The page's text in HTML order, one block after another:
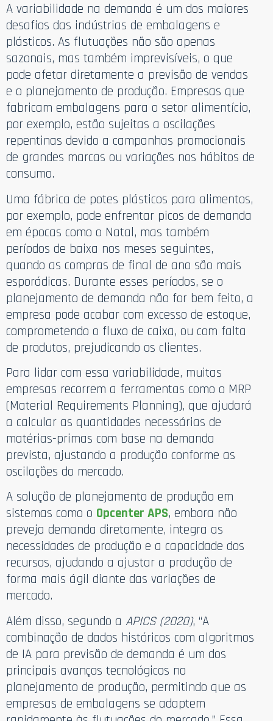
A variabilidade na demanda é um dos maiores
desafios das indústrias de embalagens e
plásticos. As flutuações não são apenas
sazonais, mas também imprevisíveis, o que
pode afetar diretamente a previsão de vendas
e o planejamento de produção. Empresas que
fabricam embalagens para o setor alimentício,
por exemplo, estão sujeitas a oscilações
repentinas devido a campanhas promocionais
de grandes marcas ou variações nos hábitos de
consumo.
Uma fábrica de potes plásticos para alimentos,
por exemplo, pode enfrentar picos de demanda
em épocas como o Natal, mas também
períodos de baixa nos meses seguintes,
quando as compras de final de ano são mais
esporádicas. Durante esses períodos, se o
planejamento de demanda não for bem feito, a
empresa pode acabar com excesso de estoque,
comprometendo o fluxo de caixa, ou com falta
de produtos, prejudicando os clientes.
Para lidar com essa variabilidade, muitas
empresas recorrem a ferramentas como o MRP
(Material Requirements Planning), que ajudará
a calcular as quantidades necessárias de
matérias-primas com base na demanda
prevista, ajustando a produção conforme as
oscilações do mercado.
A solução de planejamento de produção em
sistemas como o Opcenter APS, embora não
preveja demanda diretamente, integra as
necessidades de produção e a capacidade dos
recursos, ajudando a ajustar a produção de
forma mais ágil diante das variações de
mercado.
Além disso, segundo a APICS (2020), “A
combinação de dados históricos com algoritmos
de IA para previsão de demanda é um dos
principais avanços tecnológicos no
planejamento de produção, permitindo que as
empresas de embalagens se adaptem